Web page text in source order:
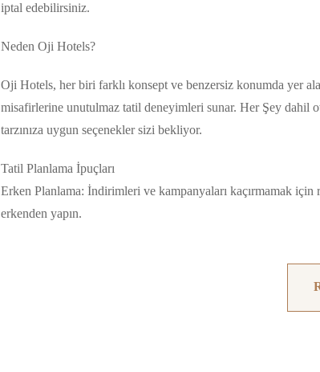
iptal edebilirsiniz.
Neden Oji Hotels?
Oji Hotels, her biri farklı konsept ve benzersiz konumda yer
misafirlerine unutulmaz tatil deneyimleri sunar. Her Şey dahil
tarzınıza uygun seçenekler sizi bekliyor.
Tatil Planlama İpuçları
Erken Planlama: İndirimleri ve kampanyaları kaçırmamak için
erkenden yapın.